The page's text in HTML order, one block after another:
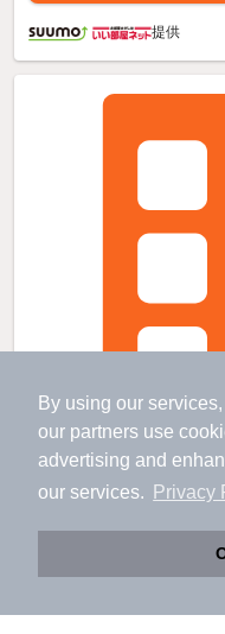
By using our
our partners use
advertising and
our services.
Privacy
アプリに切り替え
会員登録なしですぐ
提供